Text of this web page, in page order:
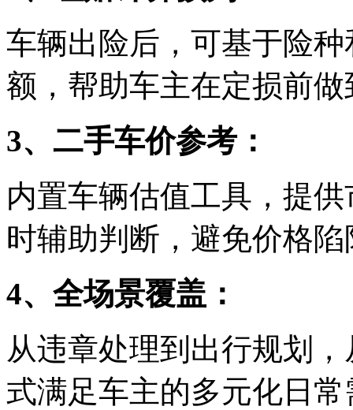
车辆出险后，可基于险
额，帮助车主在定损前
3、二手车价参考：
内置车辆估值工具，提
时辅助判断，避免价格陷
4、全场景覆盖：
从违章处理到出行规划
式满足车主的多元化日常